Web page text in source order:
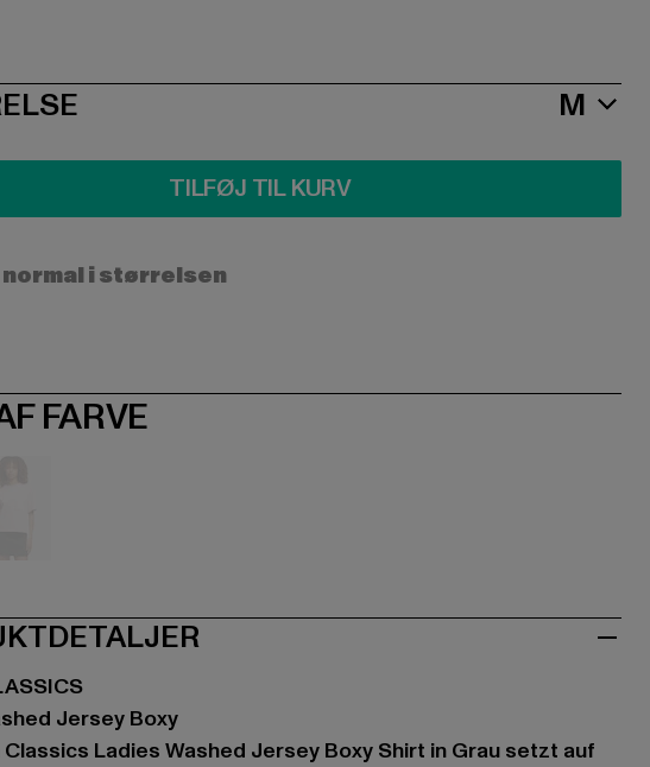
M
TILFØJ TIL KURV
normal i størrelsen
FARVE
Jersey Boxy
Classics Ladies Washed Jersey Boxy Shirt in Grau setzt auf